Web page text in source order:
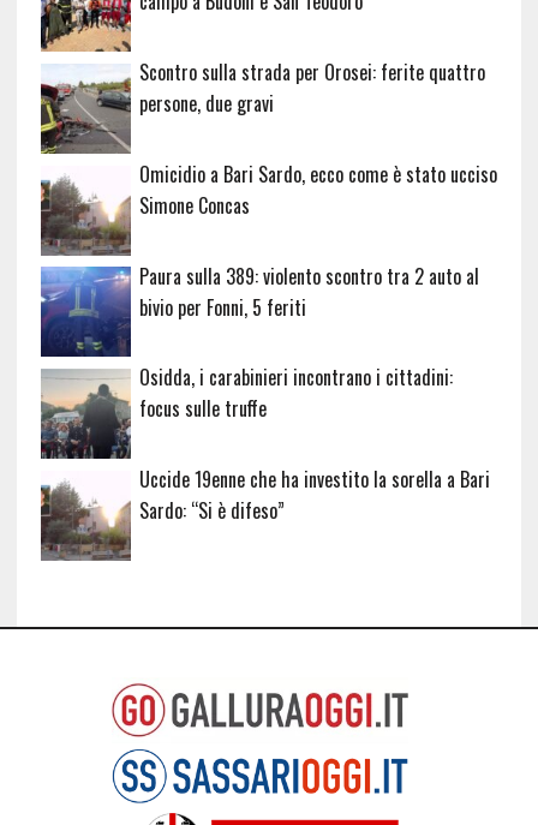
Scontro sulla strada per Orosei: ferite quattro
persone, due gravi
Omicidio a Bari Sardo, ecco come è stato ucciso
Simone Concas
Paura sulla 389: violento scontro tra 2 auto al
bivio per Fonni, 5 feriti
Osidda, i carabinieri incontrano i cittadini:
focus sulle truffe
Uccide 19enne che ha investito la sorella a Bari
Sardo: “Si è difeso”